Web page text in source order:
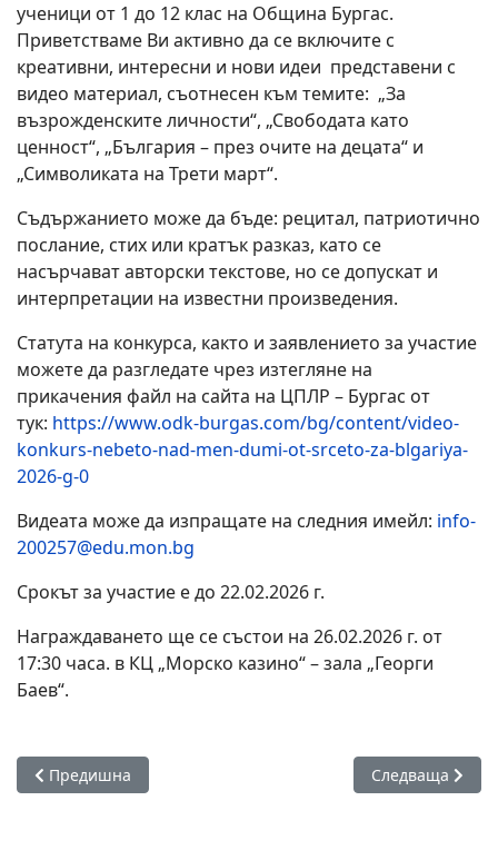
ученици от 1 до 12 клас на Община Бургас.
Приветстваме Ви активно да се включите с
креативни, интересни и нови идеи представени с
видео материал, съотнесен към темите: „За
възрожденските личности“, „Свободата като
ценност“, „България – през очите на децата“ и
„Символиката на Трети март“.
Съдържанието може да бъде: рецитал, патриотично
послание, стих или кратък разказ, като се
насърчават авторски текстове, но се допускат и
интерпретации на известни произведения.
Статута на конкурса, както и заявлението за участие
можете да разгледате чрез изтегляне на
прикачения файл на сайта на ЦПЛР – Бургас от
тук: https://www.odk-burgas.com/bg/content/video-
konkurs-nebeto-nad-men-dumi-ot-srceto-za-blgariya-
2026-g-0
Видеата може да изпращате на следния имейл: info-
200257@edu.mon.bg
Срокът за участие е до 22.02.2026 г.
Награждаването ще се състои на 26.02.2026 г. от
17:30 часа. в КЦ „Морско казино“ – зала „Георги
Баев“.
Предишна статия: Изградиха модерен STEM център в
Предишна Следваща
Следваща